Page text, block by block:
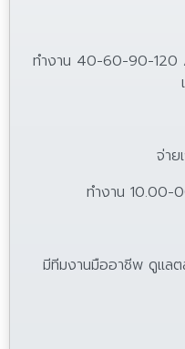
ทำงาน 40-60-90-120 /
จ่าย
ทำงาน 10.00-
มีทีมงานมืออาชีพ ดูแล